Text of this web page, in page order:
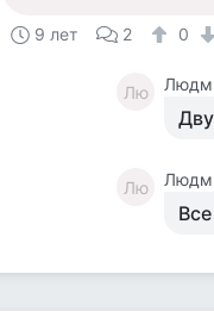
9 лет 2 0
Лю
Лю